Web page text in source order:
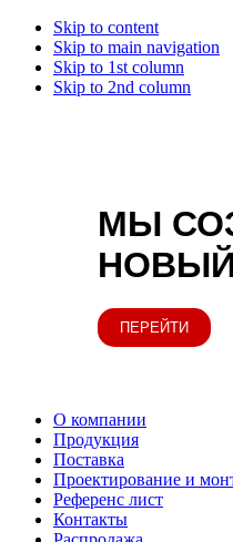
Skip to content
Skip to main navigation
Skip to 1st column
Skip to 2nd column
МЫ
ПЕРЕЙТИ
О компании
Продукция
Поставка
Проектирование и
Референс лист
Контакты